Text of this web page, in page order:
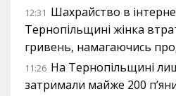
12:31 Шахрайство в
Тернопільщині жінка
гривень, намагаючись
11:26 На Тернопільщині
затримали майже 200